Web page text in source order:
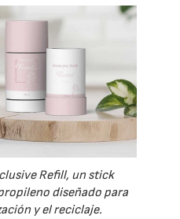
Refill, un stick
diseñado para
y el reciclaje.